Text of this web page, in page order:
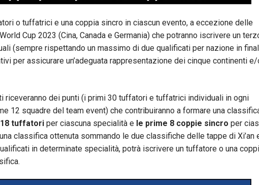
o tuffatrici e una coppia sincro in ciascun evento, a eccezione delle
Cup 2023 (Cina, Canada e Germania) che potranno iscrivere un
(sempre rispettando un massimo di due qualificati per nazione in
per assicurare un’adeguata rappresentazione dei cinque continenti
riceveranno dei punti (i primi 30 tuffatori e tuffatrici individuali in ogni
12 squadre del team event) che contribuiranno a formare una
tuffatori per ciascuna specialità e le prime 8 coppie sincro per
classifica ottenuta sommando le due classifiche delle tappe di Xi’an
in determinate specialità, potrà iscrivere un tuffatore o una